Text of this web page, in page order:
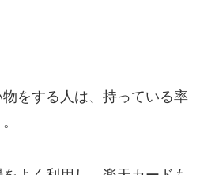
をする人は、持っている率